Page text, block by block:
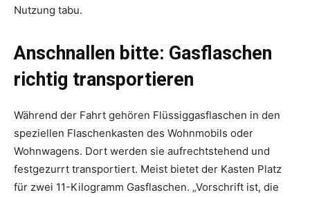
Nutzung tabu.
Anschnallen bitte: Gasflaschen
richtig transportieren
Während der Fahrt gehören Flüssiggasflaschen in den
speziellen Flaschenkasten des Wohnmobils oder
Wohnwagens. Dort werden sie aufrechtstehend und
festgezurrt transportiert. Meist bietet der Kasten Platz
für zwei 11-Kilogramm Gasflaschen. „Vorschrift ist, die